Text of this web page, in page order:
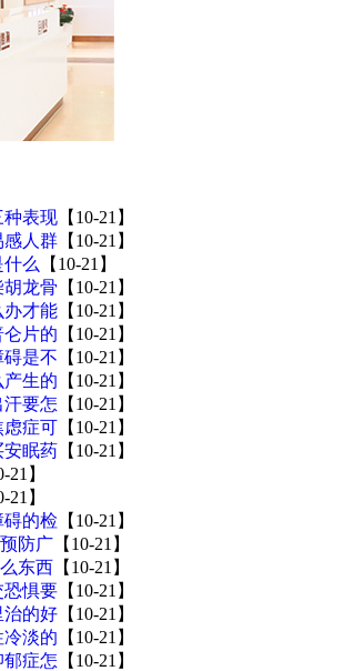
种表现 【10-21】
感人群 【10-21】
么
【10-21】
龙骨 【10-21】
办才能 【10-21】
片的 【10-21】
是不 【10-21】
生的 【10-21】
要怎 【10-21】
虑症可 【10-21】
安眠药 【10-21】
21】
21】
碍的检 【10-21】
防广 【10-21】
东西 【10-21】
恐惧要 【10-21】
治的好 【10-21】
淡的 【10-21】
症怎 【10-21】